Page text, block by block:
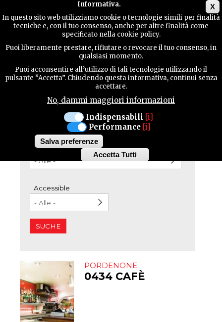
X
Informativa.
In questo sito web utilizziamo cookie o tecnologie simili per finalità
tecniche e, con il tuo consenso, anche per altre finalità come
specificato nella cookie policy.
Puoi liberamente prestare, rifiutare o revocare il tuo consenso, in
qualsiasi momento.
Puoi acconsentire all’utilizzo di tali tecnologie utilizzando il
pulsante “Accetta”. Chiudendo questa informativa, continui senza
accettare.
No, dammi maggiori informazioni
Indispensabili [i]
Performance [i]
Salva preferenze
Accetta Tutti
Withdraw
consent
TERRITORIUM
KONTAKTE
Restaurants
Rezepte
und
Produkte
GASTFREUNDSCHAFT
RESTAURANTS
555 strukturen
Alle Gemeinden
Alle Typologien
Accessible
PORDENONE
0434 CAFÈ